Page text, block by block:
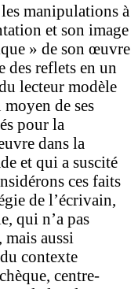
manipulations à
et son image
» de son œuvre
des reflets en un
lecteur modèle
de ses
pour la
dans la
et qui a suscité
ces faits
de l’écrivain,
qui n’a pas
aussi
contexte
centre-